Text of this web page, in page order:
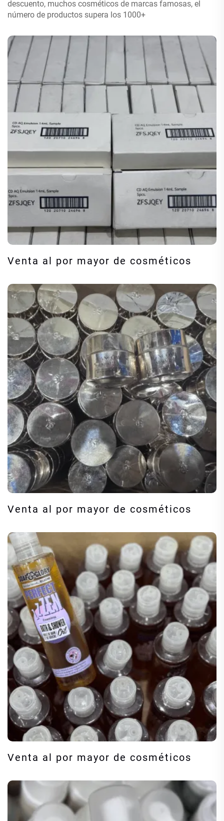
descuento, muchos cosméticos de marcas famosas, el
número de productos supera los 1000+
Venta al por mayor de cosméticos
Venta al por mayor de cosméticos
Venta al por mayor de cosméticos